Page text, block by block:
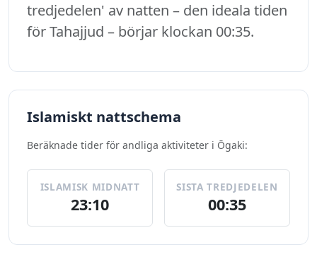
tredjedelen' av natten – den ideala tiden
för Tahajjud – börjar klockan 00:35.
Islamiskt nattschema
Beräknade tider för andliga aktiviteter i Ōgaki:
ISLAMISK MIDNATT
23:10
SISTA TREDJEDELEN
00:35